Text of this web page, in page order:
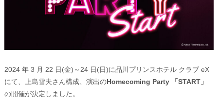
2024 年 3 月 22 日(金)～24 日(日)に品川プリンスホテル クラブ eX
にて、上島雪夫さん構成、演出のHomecoming Party 「START」
の開催が決定しました。